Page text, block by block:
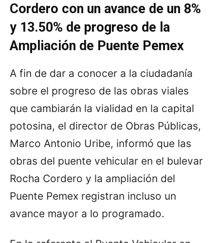
Cordero con un avance de un 8%
y 13.50% de progreso de la
Ampliación de Puente Pemex
A fin de dar a conocer a la ciudadanía
sobre el progreso de las obras viales
que cambiarán la vialidad en la capital
potosina, el director de Obras Públicas,
Marco Antonio Uribe, informó que las
obras del puente vehicular en el bulevar
Rocha Cordero y la ampliación del
Puente Pemex registran incluso un
avance mayor a lo programado.